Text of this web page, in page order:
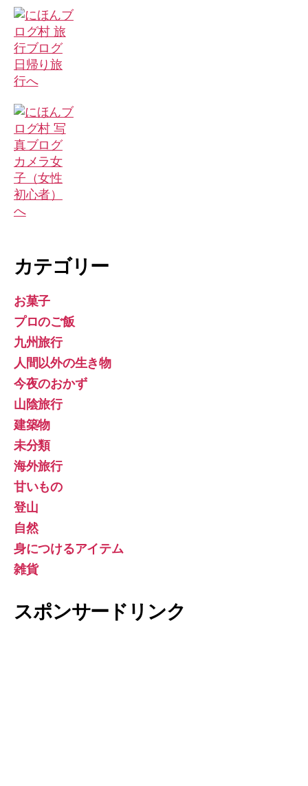
カテゴリー
お菓子
プロのご飯
九州旅行
人間以外の生き物
今夜のおかず
山陰旅行
建築物
未分類
海外旅行
甘いもの
登山
自然
身につけるアイテム
雑貨
スポンサードリンク